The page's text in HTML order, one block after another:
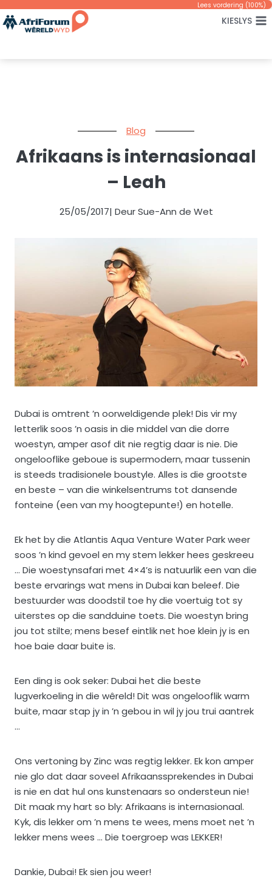
Skip
to
Lees vordering (100%)
KIESLYS
Blog
Afrikaans is internasionaal
– Leah
25/05/2017| Deur Sue-Ann de Wet
Dubai is omtrent ’n oorweldigende plek! Dis vir my
letterlik soos ’n oasis in die middel van die dorre
woestyn, amper asof dit nie regtig daar is nie. Die
ongelooflike geboue is supermodern, maar tussenin
is steeds tradisionele boustyle. Alles is die grootste
en beste – van die winkelsentrums tot dansende
fonteine (een van my hoogtepunte!) en hotelle.
Ek het by die Atlantis Aqua Venture Water Park weer
soos ’n kind gevoel en my stem lekker hees geskreeu
… Die woestynsafari met 4×4’s is natuurlik een van die
beste ervarings wat mens in Dubai kan beleef. Die
bestuurder was doodstil toe hy die voertuig tot sy
uiterstes op die sandduine toets. Die woestyn bring
jou tot stilte; mens besef eintlik net hoe klein jy is en
hoe baie daar buite is.
Een ding is ook seker: Dubai het die beste
lugverkoeling in die wêreld! Dit was ongelooflik warm
buite, maar stap jy in ’n gebou in wil jy jou trui aantrek
…
Ons vertoning by Zinc was regtig lekker. Ek kon amper
nie glo dat daar soveel Afrikaanssprekendes in Dubai
is nie en dat hul ons kunstenaars so ondersteun nie!
Dit maak my hart so bly: Afrikaans is internasionaal.
Kyk, dis lekker om ’n mens te wees, mens moet net ’n
lekker mens wees … Die toergroep was LEKKER!
Dankie, Dubai! Ek sien jou weer!